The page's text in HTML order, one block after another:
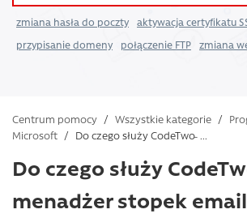
zmiana hasła do poczty
aktywacja certyfikatu
przypisanie domeny
połączenie FTP zmiana
Centrum pomocy / Wszystkie kategorie /
Microsoft / Do czego służy CodeTwo ̵ ...
Do czego służy
menadżer stopek